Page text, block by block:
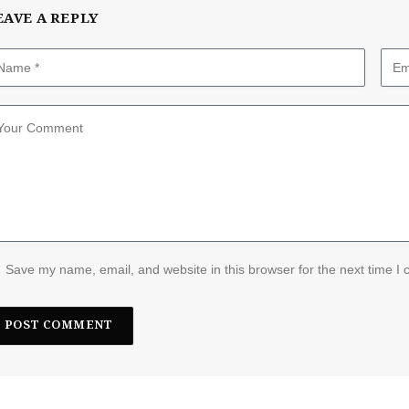
A REPLY
Save my name, email, and website in this browser for the next time I